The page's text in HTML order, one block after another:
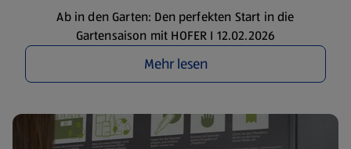
Ab in den Garten: Den perfekten Start in die
Gartensaison mit HOFER I 12.02.2026
Mehr lesen